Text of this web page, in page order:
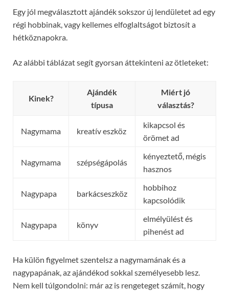
Egy jól megválasztott ajándék sokszor új lendületet ad egy
régi hobbinak, vagy kellemes elfoglaltságot biztosít a
hétköznapokra.
Az alábbi táblázat segít gyorsan áttekinteni az ötleteket:
Kinek?
Ajándék
típusa
Miért jó
választás?
Nagymama kreatív eszköz
kikapcsol és
örömet ad
Nagymama szépségápolás
kényeztető, mégis
hasznos
Nagypapa barkácseszköz
hobbihoz
kapcsolódik
Nagypapa könyv
elmélyülést és
pihenést ad
Ha külön figyelmet szentelsz a nagymamának és a
nagypapának, az ajándékod sokkal személyesebb lesz.
Nem kell túlgondolni: már az is rengeteget számít, hogy